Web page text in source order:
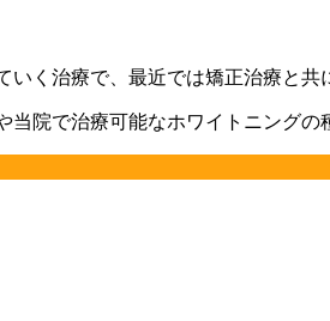
いく治療で、最近では矯正治療と
院で治療可能なホワイトニングの